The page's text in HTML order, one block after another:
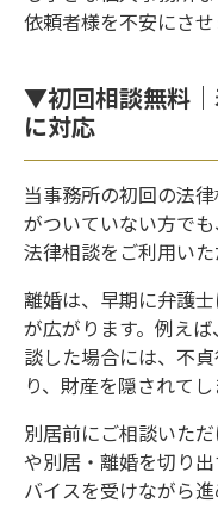
依頼者様を不安にさせ
▼初回相談無料
に対応
当事務所の初回の法
がついていない方で
法律相談をご利用いた
離婚は、早期に弁護
が広がります。例え
談した場合には、不
り、財産を隠されて
別居前にご相談いた
や別居・離婚を切り
バイスを受けながら進